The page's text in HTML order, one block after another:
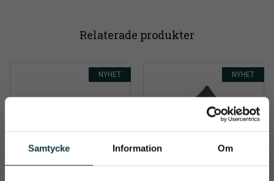
Samtycke Information Om
Relaterade produkter
NYHET NYHET